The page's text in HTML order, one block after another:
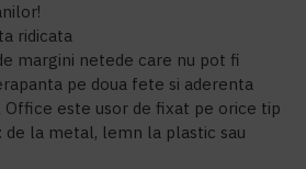
anilor!
ridicata
margini netede care nu pot fi
pe doua fete si aderenta
Office este usor de fixat pe orice tip
de la metal, lemn la plastic sau